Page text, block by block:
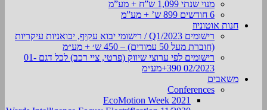
מנוי שנתי 1,099 ש”ח + מע”מ
6 חודשים 899 ש’ + מע”מ
חנות אוטוניוז
רישומים Q1/2023 / רישומי יבוא עקיף, יבואניות עיקריות
(חוברת מעל 50 עמודים) – 450 ש׳ + מע״מ
רישומים לפי ערוצי שיווק (פרטי, ציי רכב) לכל דגם 01-
02/2023 390+מע״מ
משאבים
Conferences
EcoMotion Week 2021